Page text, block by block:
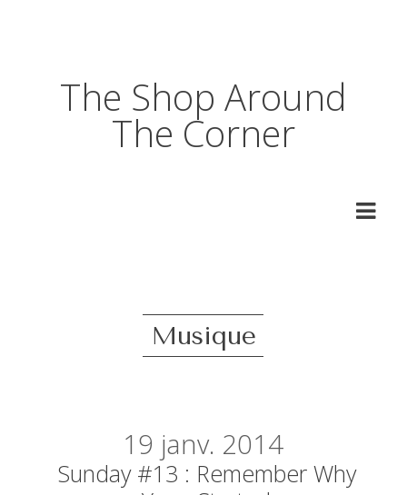
The Shop Around
The Corner
Musique
19 janv. 2014
Sunday #13 : Remember Why